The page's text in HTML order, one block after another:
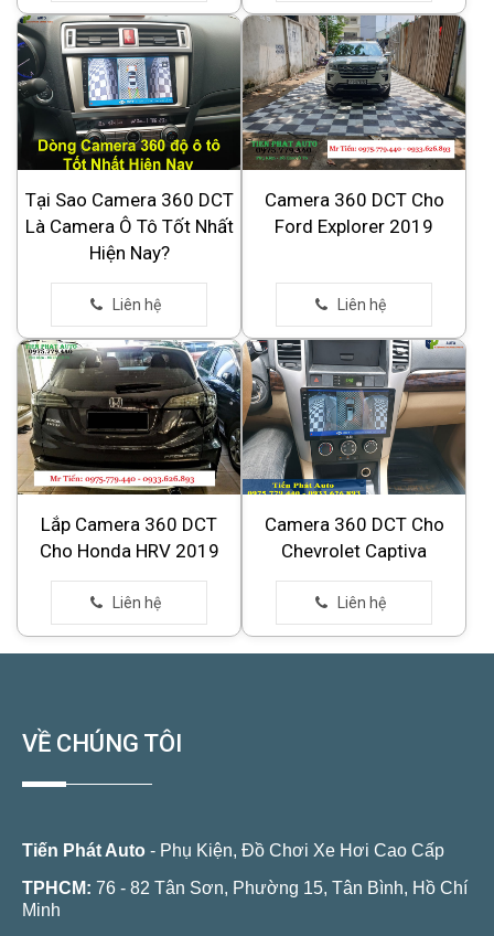
Tại Sao Camera 360 DCT
Là Camera Ô Tô Tốt Nhất
Hiện Nay?
Camera 360 DCT Cho
Ford Explorer 2019
Lắp Camera 360 DCT
Cho Honda HRV 2019
Camera 360 DCT Cho
Chevrolet Captiva
VỀ CHÚNG TÔI
Tiến Phát Auto - Phụ Kiện, Đồ Chơi Xe Hơi Cao Cấp
TPHCM: 76 - 82 Tân Sơn, Phường 15, Tân Bình, Hồ Chí
Minh